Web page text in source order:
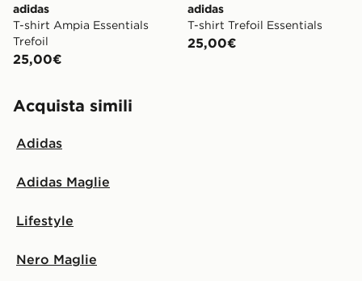
adidas
T-shirt Ampia Essentials
Trefoil
25,00€
adidas
T-shirt Trefoil Essentials
25,00€
Acquista simili
Adidas
Adidas Maglie
Lifestyle
Nero Maglie